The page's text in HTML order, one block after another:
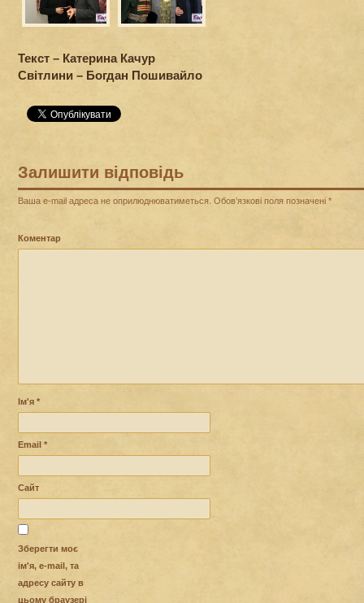
Текст – Катерина Качур
Світлини – Богдан Пошивайло
Залишити відповідь
Ваша e-mail адреса не оприлюднюватиметься. Обов’язкові поля позначені *
Коментар
Ім'я *
Email *
Сайт
Зберегти моє
ім'я, e-mail, та
адресу сайту в
цьому браузері